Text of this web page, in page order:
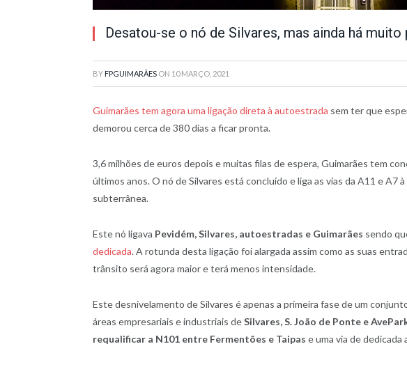
Desatou-se o nó de Silvares, mas ainda há muito
BY FPGUIMARÃES ON 10 MARÇO, 2021
Guimarães tem agora uma ligação direta à autoestrada sem ter que
demorou cerca de 380 dias a ficar pronta.
3,6 milhões de euros depois e muitas filas de espera, Guimarães tem
últimos anos. O nó de Silvares está concluído e liga as vias da A11 e A7
subterrânea.
Este nó ligava Pevidém, Silvares, autoestradas e Guimarães sendo
dedicada. A rotunda desta ligação foi alargada assim como as suas
trânsito será agora maior e terá menos intensidade.
Este desnivelamento de Silvares é apenas a primeira fase de um
áreas empresariais e industriais deSilvares, S. João de Ponte e
requalificar a N101 entre Fermentões e Taipas e uma via de dedicada